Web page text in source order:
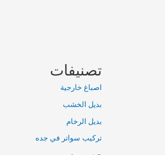
تصنيفات
اصباغ خارجية
بديل الخشب
بديل الرخام
تركيب سواتر في جده